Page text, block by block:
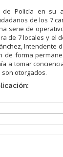
de Policía en
de los 7
serie de
de 7 locales y el
Intendente
de forma
a tomar
otorgados.